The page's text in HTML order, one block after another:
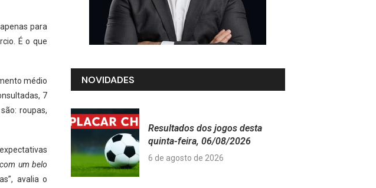
para
É o que
médio
7
roupas,
um belo
avalia o
NOVIDADES
Resultados dos jogos desta
quinta-feira, 06/08/2026
6 de agosto de 2026